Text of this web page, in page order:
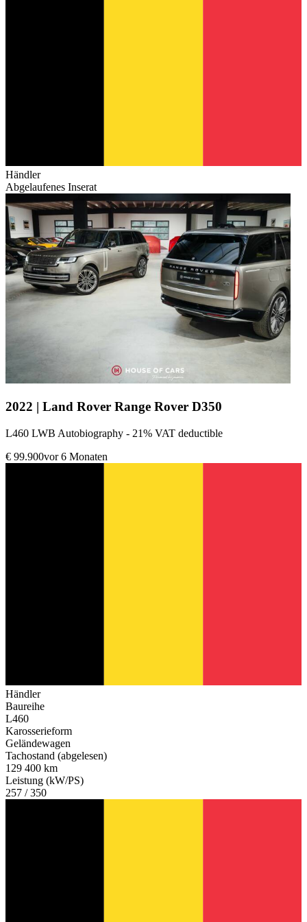
Händler
Abgelaufenes Inserat
2022 | Land Rover Range Rover D350
L460 LWB Autobiography - 21% VAT deductible
€ 99.900vor 6 Monaten
Händler
Baureihe
L460
Karosserieform
Geländewagen
Tachostand (abgelesen)
129 400 km
Leistung (kW/PS)
257 / 350